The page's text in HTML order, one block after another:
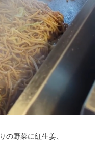
の野菜に紅生姜、